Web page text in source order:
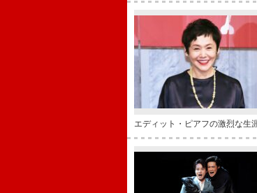
エディット・ピアフの激烈な生